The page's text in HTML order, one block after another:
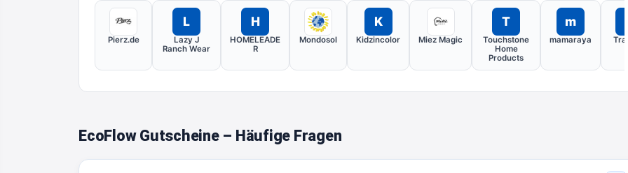
Pierz.de
L
Lazy J
Ranch Wear
H
HOMELEADE
R
Mondosol
K
Kidzincolor Miez Magic
T
Touchstone
Home
Products
m
mamaraya
EcoFlow Gutscheine – Häufige Fragen